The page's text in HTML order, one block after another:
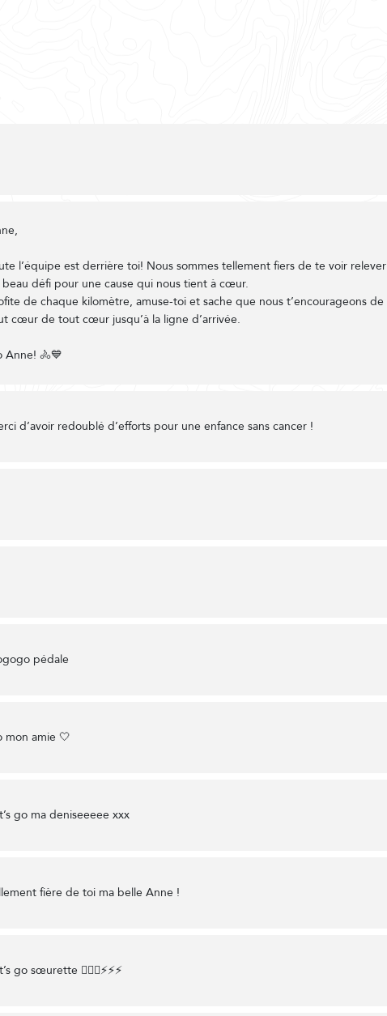
l’équipe est derrière toi! Nous sommes tellement fiers de te voir relever
beau défi pour une cause qui nous tient à cœur.
de chaque kilomètre, amuse-toi et sache que nous t’encourageons de
cœur de tout cœur jusqu’à la ligne d’arrivée.
Anne! 🚴💙
d’avoir redoublé d’efforts pour une enfance sans cancer !
pédale
mon amie 🤍
go ma deniseeeee xxx
fière de toi ma belle Anne !
go sœurette 🚴🏻‍♀️⚡️⚡️⚡️